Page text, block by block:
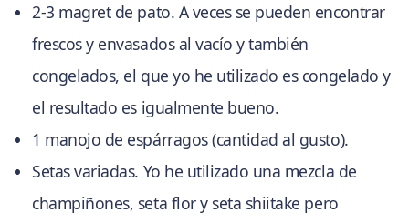
2-3 magret de pato. A veces se pueden encontrar
frescos y envasados al vacío y también
congelados, el que yo he utilizado es congelado y
el resultado es igualmente bueno.
1 manojo de espárragos (cantidad al gusto).
Setas variadas. Yo he utilizado una mezcla de
champiñones, seta flor y seta shiitake pero